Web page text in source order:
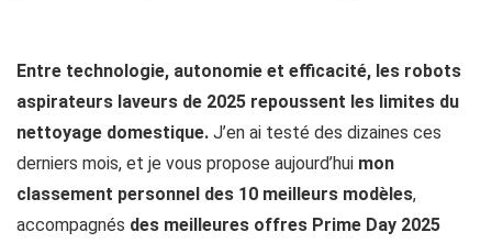
Entre technologie, autonomie et efficacité, les robots
aspirateurs laveurs de 2025 repoussent les limites du
nettoyage domestique. J’en ai testé des dizaines ces
derniers mois, et je vous propose aujourd’hui mon
classement personnel des 10 meilleurs modèles,
accompagnés des meilleures offres Prime Day 2025